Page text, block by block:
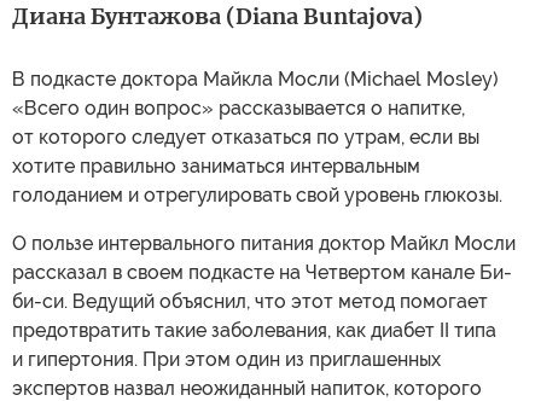
Диана Бунтажова (Diana Buntajova)
В подкасте доктора Майкла Мосли (Michael Mosley)
«Всего один вопрос» рассказывается о напитке,
от которого следует отказаться по утрам, если вы
хотите правильно заниматься интервальным
голоданием и отрегулировать свой уровень глюкозы.
О пользе интервального питания доктор Майкл Мосли
рассказал в своем подкасте на Четвертом канале Би-
би-си. Ведущий объяснил, что этот метод помогает
предотвратить такие заболевания, как диабет II типа
и гипертония. При этом один из приглашенных
экспертов назвал неожиданный напиток, которого